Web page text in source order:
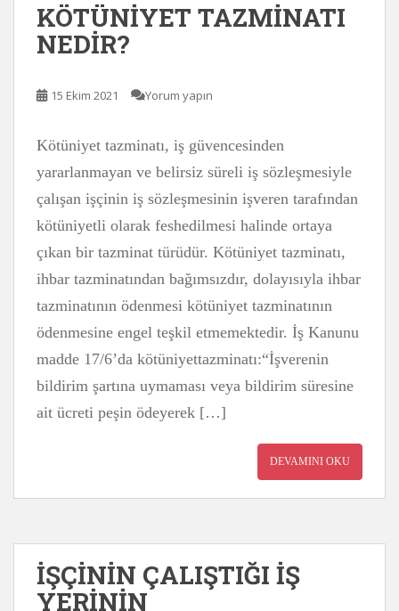
KÖTÜNİYET TAZMİNATI
NEDİR?
15 Ekim 2021 Yorum yapın
Kötüniyet tazminatı, iş güvencesinden
yararlanmayan ve belirsiz süreli iş sözleşmesiyle
çalışan işçinin iş sözleşmesinin işveren tarafından
kötüniyetli olarak feshedilmesi halinde ortaya
çıkan bir tazminat türüdür. Kötüniyet tazminatı,
ihbar tazminatından bağımsızdır, dolayısıyla ihbar
tazminatının ödenmesi kötüniyet tazminatının
ödenmesine engel teşkil etmemektedir. İş Kanunu
madde 17/6’da kötüniyettazminatı:“İşverenin
bildirim şartına uymaması veya bildirim süresine
ait ücreti peşin ödeyerek […]
DEVAMINI OKU
İŞÇİNİN ÇALIŞTIĞI İŞ
YERİNİN